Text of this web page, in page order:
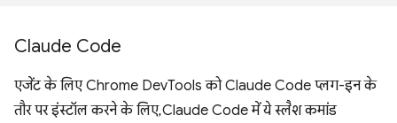
Claude Code
एजेंट के लिए Chrome DevTools को Claude Code प्लग-इन के
तौर पर इंस्टॉल करने के लिए, Claude Code में ये स्लैश कमांड